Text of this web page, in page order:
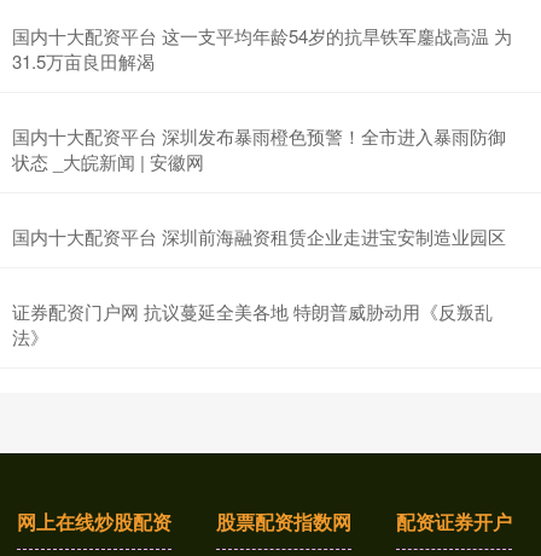
国内十大配资平台 这一支平均年龄54岁的抗旱铁军鏖战高温 为
31.5万亩良田解渴
国内十大配资平台 深圳发布暴雨橙色预警！全市进入暴雨防御
状态 _大皖新闻 | 安徽网
国内十大配资平台 深圳前海融资租赁企业走进宝安制造业园区
证券配资门户网 抗议蔓延全美各地 特朗普威胁动用《反叛乱
法》
网上在线炒股配资 股票配资指数网 配资证券开户